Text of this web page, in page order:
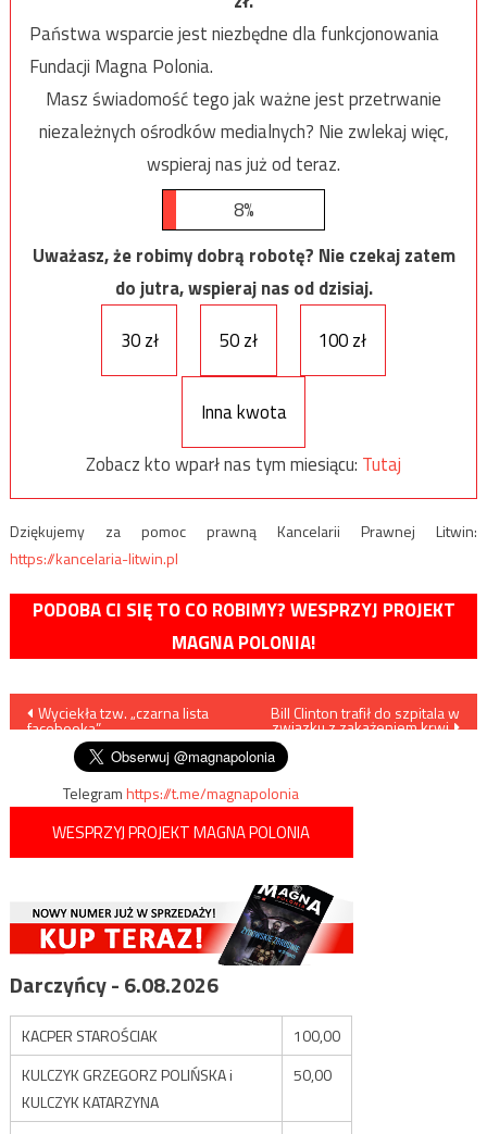
Państwa wsparcie jest niezbędne dla funkcjonowania
Fundacji Magna Polonia.
Masz świadomość tego jak ważne jest przetrwanie
niezależnych ośrodków medialnych? Nie zwlekaj więc,
wspieraj nas już od teraz.
8%
Uważasz, że robimy dobrą robotę? Nie czekaj zatem
do jutra, wspieraj nas od dzisiaj.
30 zł
50 zł 100 zł
Inna kwota
Zobacz kto wparł nas tym miesiącu: Tutaj
Dziękujemy za pomoc prawną Kancelarii Prawnej Litwin:
https://kancelaria-litwin.pl
PODOBA CI SIĘ TO CO ROBIMY? WESPRZYJ PROJEKT
MAGNA POLONIA!
Nawigacja
wpisu
Wyciekła tzw. „czarna lista
facebooka”
Bill Clinton trafił do szpitala w
związku z zakażeniem krwi
Telegramhttps://t.me/magnapolonia
WESPRZYJ PROJEKT MAGNA POLONIA
Darczyńcy - 6.08.2026
KACPER STAROŚCIAK
100,00
KULCZYK GRZEGORZ POLIŃSKA i
KULCZYK KATARZYNA
50,00